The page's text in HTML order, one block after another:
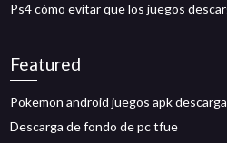
Ps4 cómo evitar que los juegos
Featured
Pokemon android juegos apk
Descarga de fondo de pc tfue